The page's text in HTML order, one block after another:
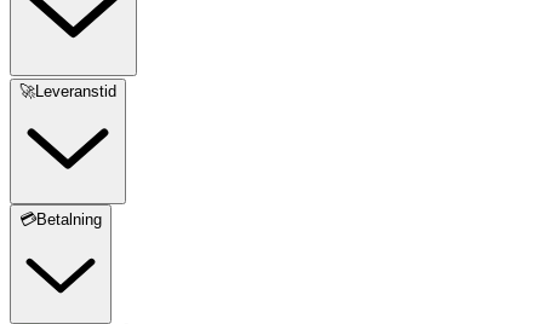
🚀Leveranstid
💳Betalning